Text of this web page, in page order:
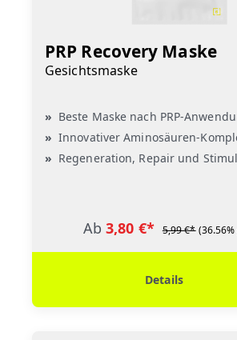
PRP Recovery Maske
Gesichtsmaske
Beste Maske nach PRP-
Innovativer Aminosäuren-
Regeneration, Repair und
Ab3,80 €* 5,99 €*
Details